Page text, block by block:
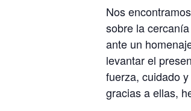
Nos
sobre la
ante un
levantar el
fuerza, cuidado
gracias a ellas,